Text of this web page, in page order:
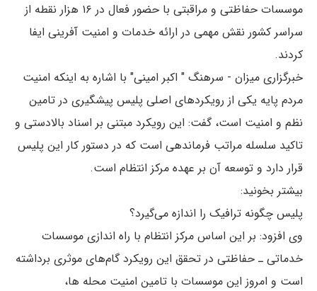
موسسات حفاظتی و مراقبتی با حضور فعال در ۱۶ هزار نقطه از
سراسر کشور نقش مهمی در ارائه خدمات و امنیت آفرینی ایفا
کردند.
خبرگزاری میزان - سرهنگ " اکبر امینی" با اشاره به اینکه امنیت
مردم پایه یکی از رویکرد‌های اصلی پلیس پیشگیری در تامین
نظم و امنیت است، گفت: این رویکرد مبتنی بر اسناد بالادستی و
تاکید سلسله مراتب فرماندهی است که در دستور کار این پلیس
قرار دارد و توسعه آن بر عهده مرکز انتظام است.
بیشتر بخونید:
پلیس چگونه ترافیک را اندازه می‌گیرد؟
وی افزود: بر این اساس مرکز انتظام با راه اندازی موسسات
خدماتی ـ حفاظتی در تحقق این رویکرد گام‌های موثری برداشته
است و امروز این موسسات با تامین امنیت محله ها،